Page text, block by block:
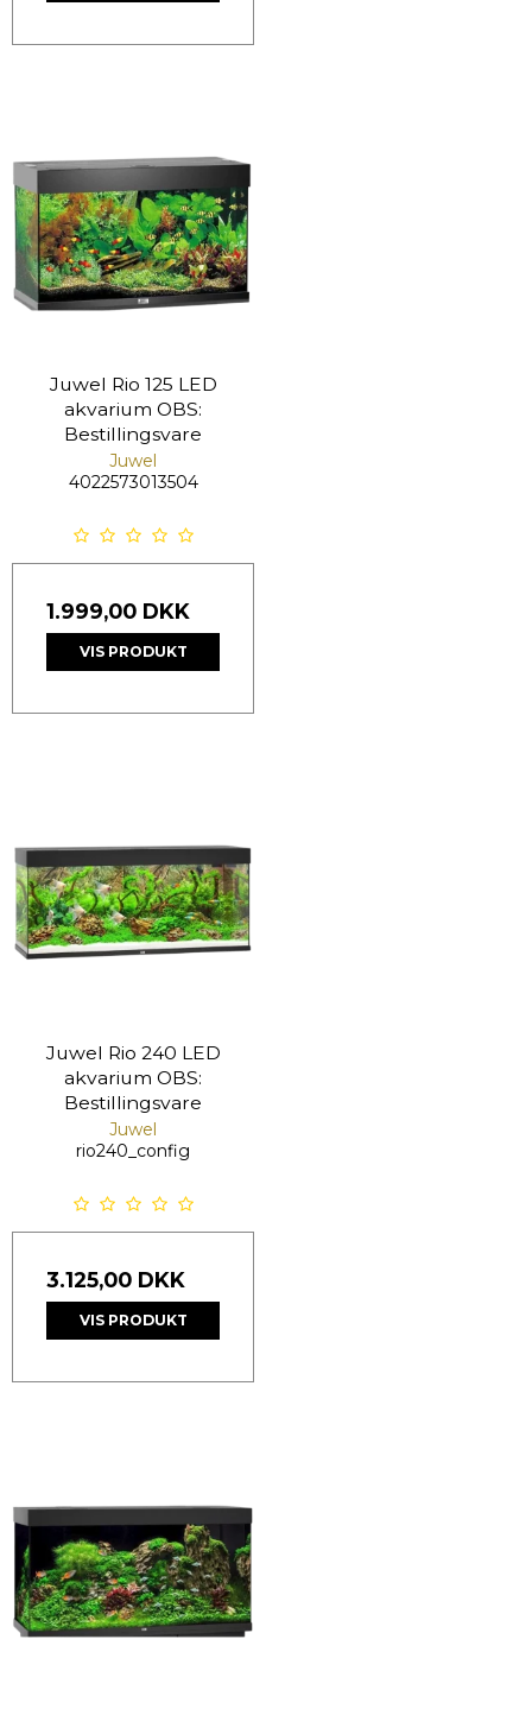
Juwel Rio 125 LED
akvarium OBS:
Bestillingsvare
Juwel
4022573013504
1.999,00 DKK
VIS PRODUKT
Juwel Rio 240 LED
akvarium OBS:
Bestillingsvare
Juwel
rio240_config
3.125,00 DKK
VIS PRODUKT